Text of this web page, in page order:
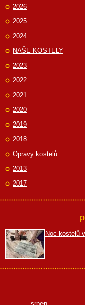
2026
2025
2024
NAŠE KOSTELY
2023
2022
2021
2020
2019
2018
Opravy kostelů
2013
2017
Noc kostelů